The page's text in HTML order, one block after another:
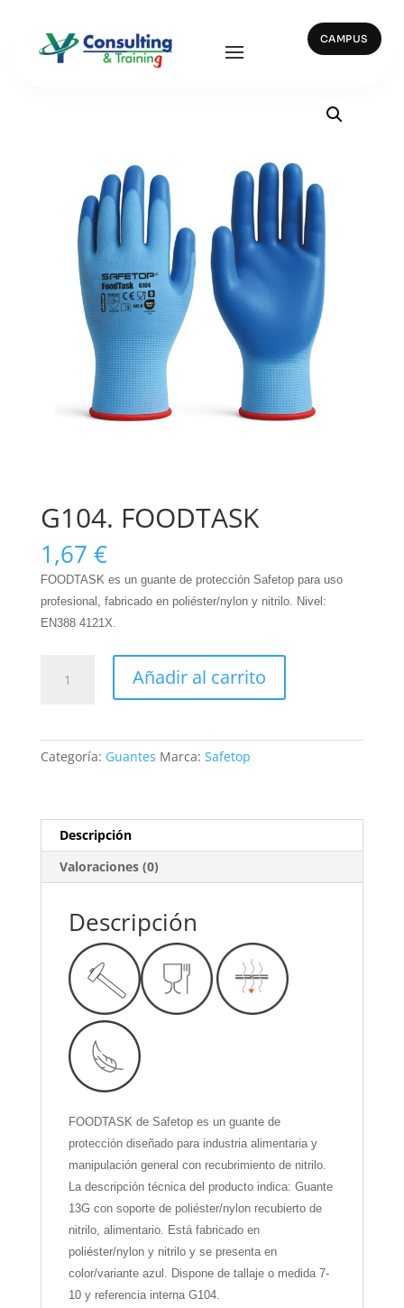
CAMPUS
Inicio Guantes/ G104. FOODTASK
G104. FOODTASK
1,67 €
FOODTASK es un guante de protección Safetop para uso
profesional, fabricado en poliéster/nylon y nitrilo. Nivel:
EN388 4121X.
FOODTASK
Añadir al carrito
Categoría: Guantes Marca: Safetop
Descripción
Valoraciones (0)
Descripción
FOODTASK de Safetop es un guante de
protección diseñado para industria alimentaria y
manipulación general con recubrimiento de nitrilo.
La descripción técnica del producto indica: Guante
13G con soporte de poliéster/nylon recubierto de
nitrilo, alimentario. Está fabricado en
poliéster/nylon y nitrilo y se presenta en
color/variante azul. Dispone de tallaje o medida 7-
10 y referencia interna G104.